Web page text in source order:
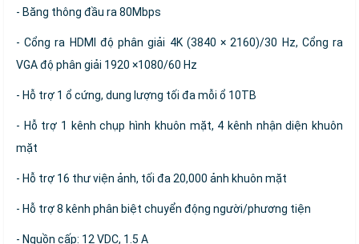
- Băng thông đầu ra 80Mbps
- Cổng ra HDMI độ phân giải 4K (3840 × 2160)/30 Hz, Cổng ra
VGA độ phân giải 1920 ×1080/60 Hz
- Hỗ trợ 1 ổ cứng, dung lượng tối đa mỗi ổ 10TB
- Hỗ trợ 1 kênh chụp hình khuôn mặt, 4 kênh nhận diện khuôn
mặt
- Hỗ trợ 16 thư viện ảnh, tối đa 20,000 ảnh khuôn mặt
- Hỗ trợ 8 kênh phân biệt chuyển động người/phương tiện
- Nguồn cấp: 12 VDC, 1.5 A